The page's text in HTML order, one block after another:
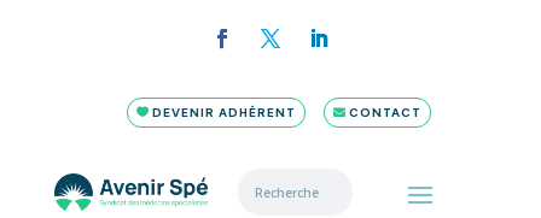
DEVENIR ADHÉRENT CONTACT